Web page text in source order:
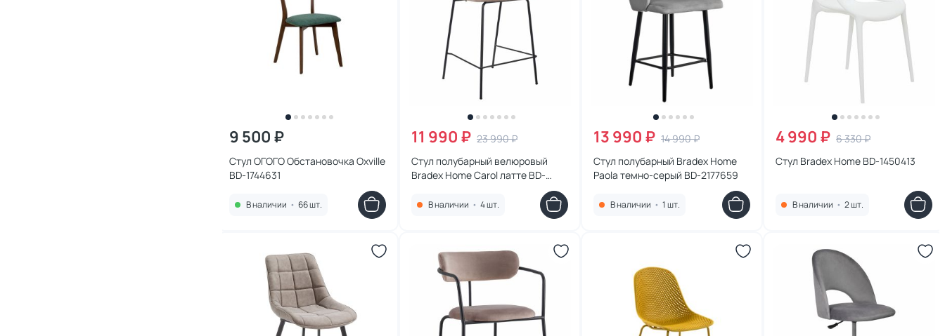
9 500 ₽
Стул ОГОГО Обстановочка Oxville
BD-1744631
В наличии • 66 шт.
11 990 ₽ 23 990 ₽
Стул полубарный велюровый
Bradex Home Carol латте BD-
В наличии • 4 шт.
13 990 ₽ 14 990 ₽
Стул полубарный Bradex Home
Paola темно-серый BD-2177659
В наличии • 1 шт.
4 990 ₽ 6 330 ₽
Стул Bradex Home BD-1450413
В наличии • 2 шт.